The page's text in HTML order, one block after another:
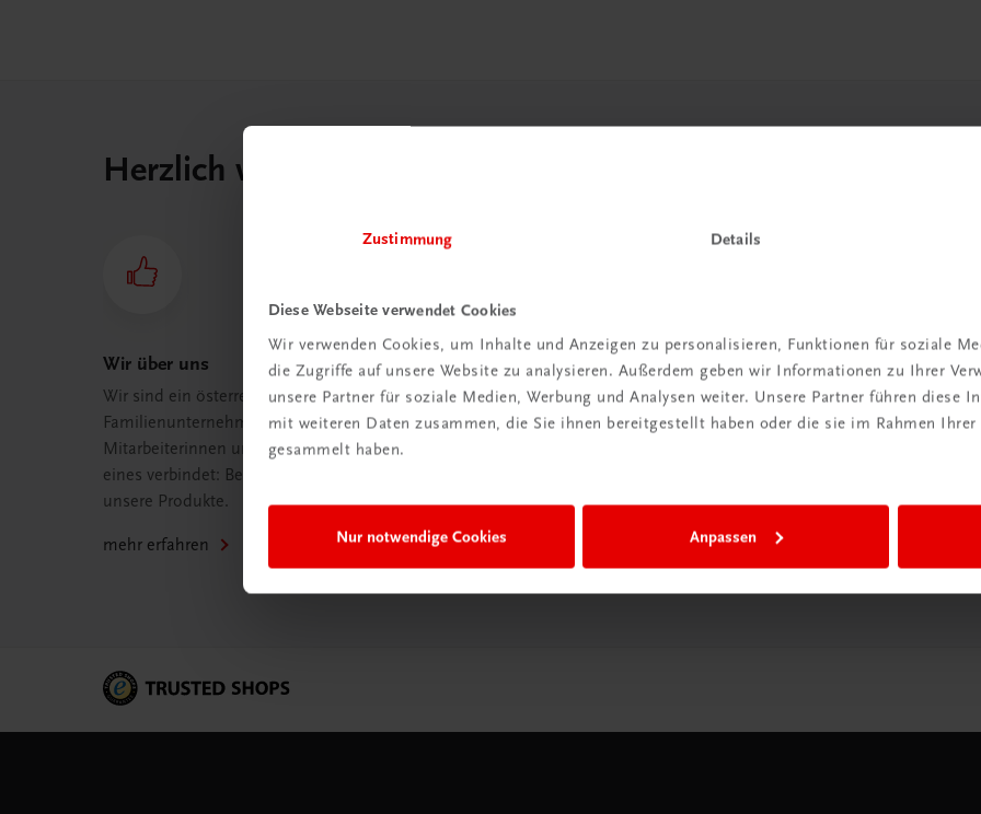
Zustimmung Details
Diese Webseite verwendet Cookies
Wir verwenden Cookies, um Inhalte und Anzeigen zu personalisieren, Funktionen für soziale
die Zugriffe auf unsere Website zu analysieren. Außerdem geben wir Informationen zu Ihrer
unsere Partner für soziale Medien, Werbung und Analysen weiter. Unsere Partner führen diese
mit weiteren Daten zusammen, die Sie ihnen bereitgestellt haben oder die sie im Rahmen
gesammelt haben.
Nur notwendige Cookies Anpassen
Herzlich willkommen bei TRAUNER!
Wir über uns
Wir sind ein österreichisches
Familienunternehmen mit 75
Mitarbeiterinnen und Mitarbeitern, die
eines verbindet: Begeisterung für
unsere Produkte.
mehr erfahren
Wir sind gerne für Sie da
TRAUNER Verlag + Buchservice GmbH
Köglstraße 14 | 4020 Linz
Mail:buchservice@trauner.at
+43 664 88 58 69 41
mehr erfahren